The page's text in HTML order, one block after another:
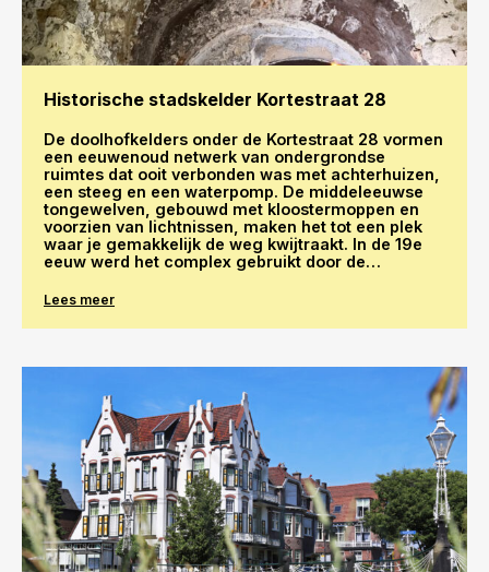
Historische stadskelder Kortestraat 28
De doolhofkelders onder de Kortestraat 28 vormen
een eeuwenoud netwerk van ondergrondse
ruimtes dat ooit verbonden was met achterhuizen,
een steeg en een waterpomp. De middeleeuwse
tongewelven, gebouwd met kloostermoppen en
voorzien van lichtnissen, maken het tot een plek
waar je gemakkelijk de weg kwijtraakt. In de 19e
eeuw werd het complex gebruikt door de
Ferdinand Domela Nieuwenhuis geregeld
Lees meer